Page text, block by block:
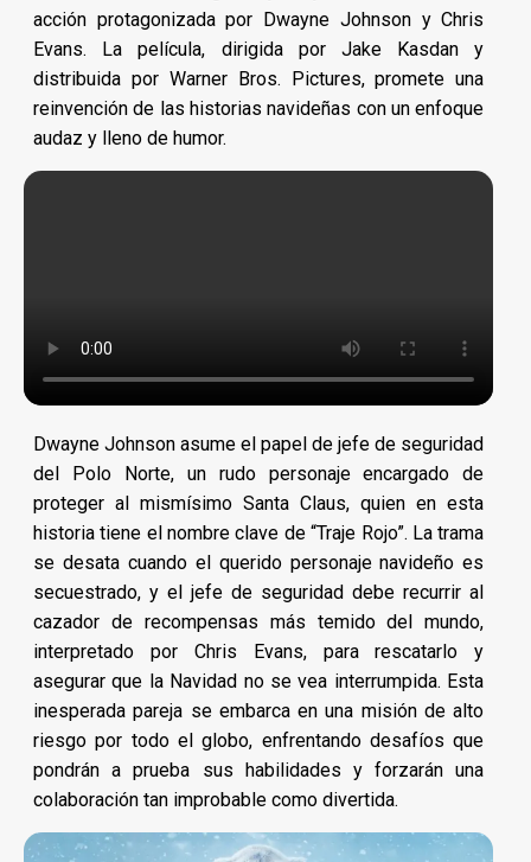
acción protagonizada por Dwayne Johnson y Chris
Evans. La película, dirigida por Jake Kasdan y
distribuida por Warner Bros. Pictures, promete una
reinvención de las historias navideñas con un enfoque
audaz y lleno de humor.
Dwayne Johnson asume el papel de jefe de seguridad
del Polo Norte, un rudo personaje encargado de
proteger al mismísimo Santa Claus, quien en esta
historia tiene el nombre clave de “Traje Rojo”. La trama
se desata cuando el querido personaje navideño es
secuestrado, y el jefe de seguridad debe recurrir al
cazador de recompensas más temido del mundo,
interpretado por Chris Evans, para rescatarlo y
asegurar que la Navidad no se vea interrumpida. Esta
inesperada pareja se embarca en una misión de alto
riesgo por todo el globo, enfrentando desafíos que
pondrán a prueba sus habilidades y forzarán una
colaboración tan improbable como divertida.